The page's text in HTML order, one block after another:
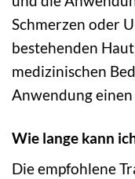
Schmerzen oder
bestehenden
medizinischen
Anwendung
Wie lange kann
Die empfohlene